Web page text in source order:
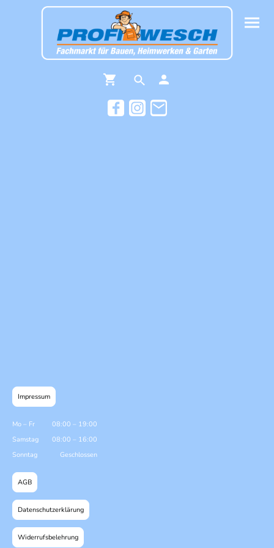
Impressum
Mo – Fr 08:00 – 19:00
Samstag
08:00 – 16:00
Sonntag
Geschlossen
AGB
Datenschutzerklärung
Widerrufsbelehrung